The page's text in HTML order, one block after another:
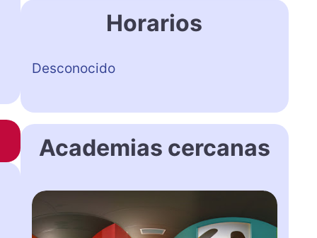
Horarios
Desconocido
Academias cercanas
K
d